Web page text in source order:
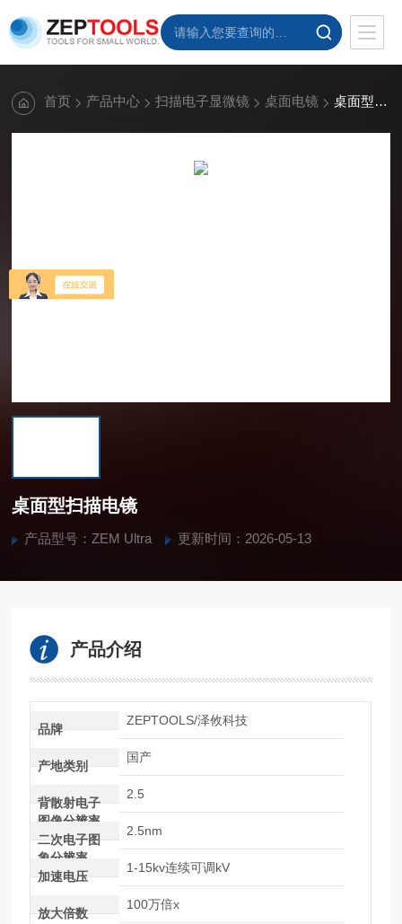
首页 产品中心 扫描电子显微镜 桌面电镜 桌面型扫描电镜
桌面型扫描电镜
产品型号：ZEM Ultra 更新时间：2026-05-13
产品介绍
品牌
ZEPTOOLS/泽攸科技
产地类别
国产
背散射电子
图像分辨率
2.5
二次电子图
象分辨率
2.5nm
加速电压
1-15kv连续可调kV
放大倍数
100万倍x